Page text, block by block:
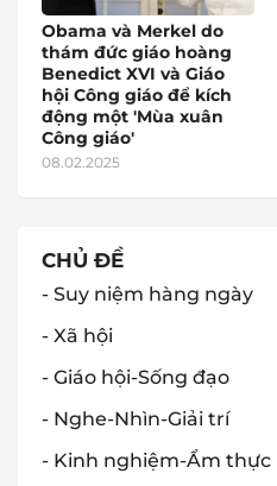
Obama và Merkel do
thám đức giáo hoàng
Benedict XVI và Giáo
hội Công giáo để kích
động một 'Mùa xuân
Công giáo'
08.02.2025
CHỦ ĐỀ
- Suy niệm hàng ngày
- Xã hội
- Giáo hội-Sống đạo
- Nghe-Nhìn-Giải trí
- Kinh nghiệm-Ẩm thực